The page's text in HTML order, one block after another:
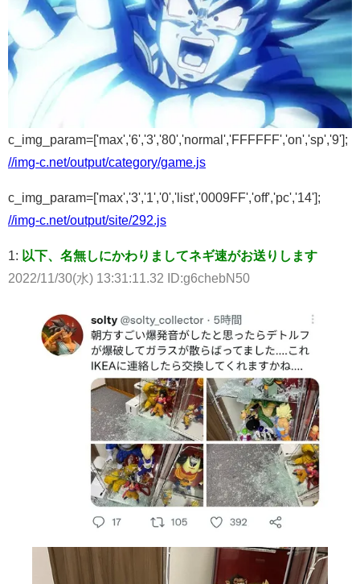
c_img_param=['max','6','3','80','normal','FFFFFF','on','sp','9'];
//img-c.net/output/category/game.js
c_img_param=['max','3','1','0','list','0009FF','off','pc','14'];
//img-c.net/output/site/292.js
1: 以下、名無しにかわりましてネギ速がお送りします
2022/11/30(水) 13:31:11.32 ID:g6chebN50